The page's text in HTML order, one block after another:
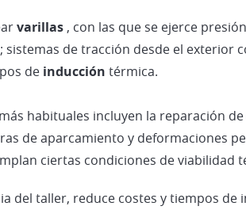
varillas , con las que se ejerce
sistemas de tracción desde el exterior
de inducción térmica.
habituales incluyen la reparación
de aparcamiento y deformaciones
ciertas condiciones de viabilidad
del taller, reduce costes y tiempos de